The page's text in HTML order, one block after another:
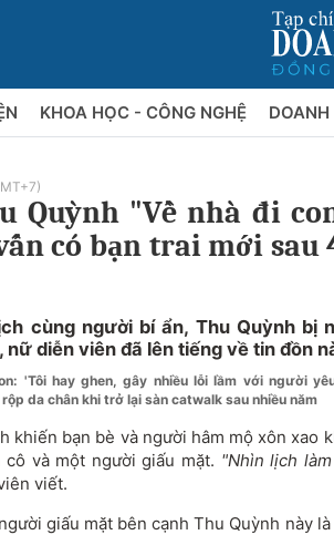
KHOA HỌC - CÔNG NGHỆ
Quỳnh "Về nhà đi
có bạn trai mới sau
cùng người bí ẩn, Thu Quỳnh bị
nữ diễn viên đã lên tiếng về tin đồn
'Tôi hay ghen, gây nhiều lỗi lầm với người
da chân khi trở lại sàn catwalk sau nhiều năm
khiến bạn bè và người hâm mộ xôn xao
và một người giấu mặt. "Nhìn lịch
viết.
giấu mặt bên cạnh Thu Quỳnh này